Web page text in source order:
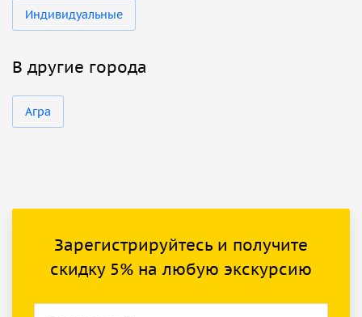
Индивидуальные
В другие города
Агра
Зарегистрируйтесь и получите
скидку 5% на любую экскурсию